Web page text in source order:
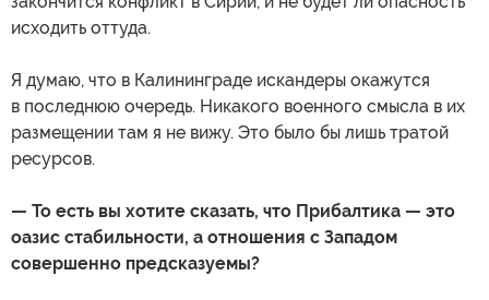
исходить оттуда.
Я думаю, что в Калининграде искандеры окажутся
в последнюю очередь. Никакого военного смысла в их
размещении там я не вижу. Это было бы лишь тратой
ресурсов.
— То есть вы хотите сказать, что Прибалтика — это
оазис стабильности, а отношения с Западом
совершенно предсказуемы?